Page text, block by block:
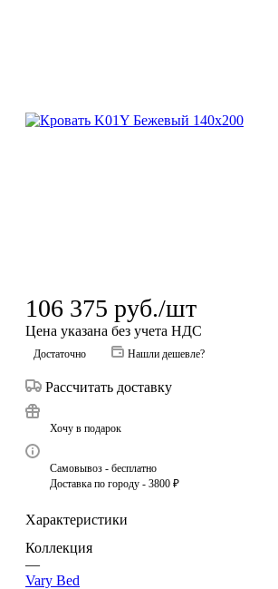
106 375 руб./шт
Цена указана без учета НДС
Достаточно Нашли дешевле?
Рассчитать доставку
Хочу в подарок
Самовывоз - бесплатно
Доставка по городу - 3800 ₽
Характеристики
Коллекция
—
Vary Bed